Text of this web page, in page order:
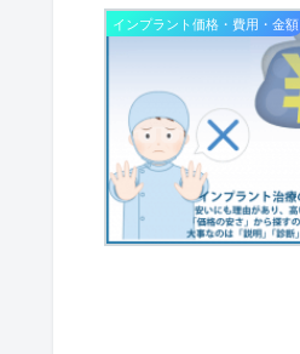
インプラント価格・費用・金額